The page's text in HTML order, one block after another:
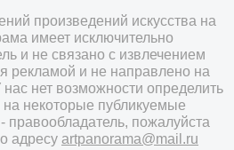
произведений искусства на
имеет исключительно
и не связано с извлечением
рекламой и не направлено на
нет возможности определить
на некоторые публикуемые
пожалуйста
адресу artpanorama@mail.ru